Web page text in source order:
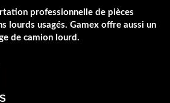
professionnelle de pièces
lourds usagés. Gamex offre aussi un
de camion lourd.